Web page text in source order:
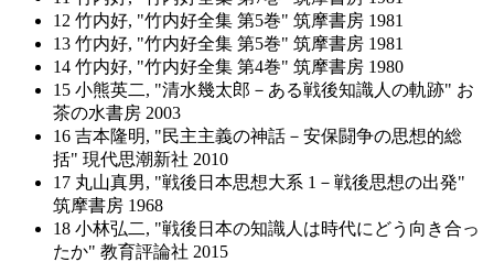
12 竹内好, "竹内好全集 第5巻" 筑摩書房 1981
13 竹内好, "竹内好全集 第5巻" 筑摩書房 1981
14 竹内好, "竹内好全集 第4巻" 筑摩書房 1980
15 小熊英二, "清水幾太郎－ある戦後知識人の軌跡" お
茶の水書房 2003
16 吉本隆明, "民主主義の神話－安保闘争の思想的総
括" 現代思潮新社 2010
17 丸山真男, "戦後日本思想大系 1－戦後思想の出発"
筑摩書房 1968
18 小林弘二, "戦後日本の知識人は時代にどう向き合っ
たか" 教育評論社 2015